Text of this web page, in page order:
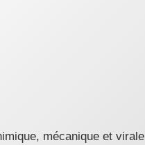
mécanique et